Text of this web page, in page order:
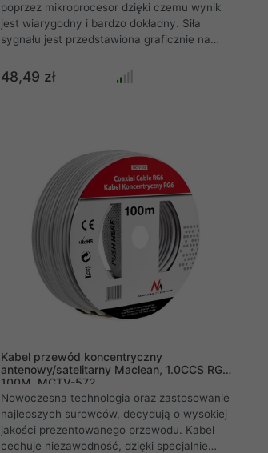
poprzez mikroprocesor dzięki czemu wynik
jest wiarygodny i bardzo dokładny. Siła
sygnału jest przedstawiona graficznie na
do 99%. Siła sygnału może być również
wskazywana za pomocą dźwięku z
48,49 zł
Kabel przewód koncentryczny
antenowy/satelitarny Maclean, 1.0CCS RG6,
100M, MCTV-572
Nowoczesna technologia oraz zastosowanie
najlepszych surowców, decydują o wysokiej
jakości prezentowanego przewodu. Kabel
cechuje niezawodność, dzięki specjalnie